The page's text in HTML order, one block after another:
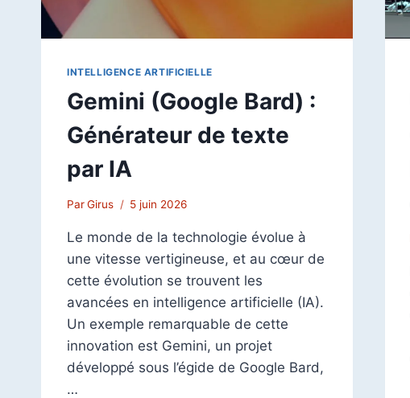
INTELLIGENCE ARTIFICIELLE
Gemini (Google Bard) :
Générateur de texte
par IA
ParGirus 5 juin 2026
Le monde de la technologie évolue à
une vitesse vertigineuse, et au cœur de
cette évolution se trouvent les
avancées en intelligence artificielle (IA).
Un exemple remarquable de cette
innovation est Gemini, un projet
développé sous l’égide de Google Bard,
…